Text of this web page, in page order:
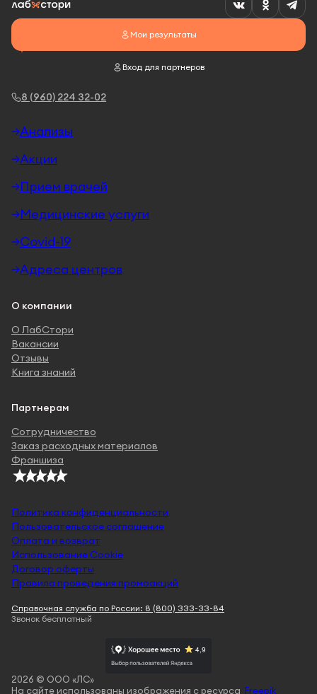
8 (960) 224 32-02
Мои результаты
Вход для партнеров
Анализы
Акции
Прием врачей
Медицинские услуги
Covid-19
Адреса центров
О компании
О ЛабСтори
Вакансии
Отзывы
Книга знаний
Партнерам
Сотрудничество
Заказ расходных материалов
Франшиза
Политика конфиденциальности
Пользовательское соглашение
Оплата и возврат
Использование Cookie
Договор оферты
Правила проведения промоакций
2026 © ООО «ЛС»
На сайте использованы изображения с ресурса Freepik
Справочная служба по России: 8 (800) 333-33-84
Звонок бесплатный